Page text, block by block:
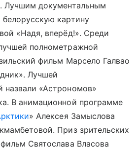
Лучшим документальным
картину
«Надя, вперёд!». Среди
полнометражной
фильм Марсело Галвао
Лучшей
назвали «Астрономов»
В анимационной программе
» Алексея Замыслова
Приз зрительских
Святослава Власова